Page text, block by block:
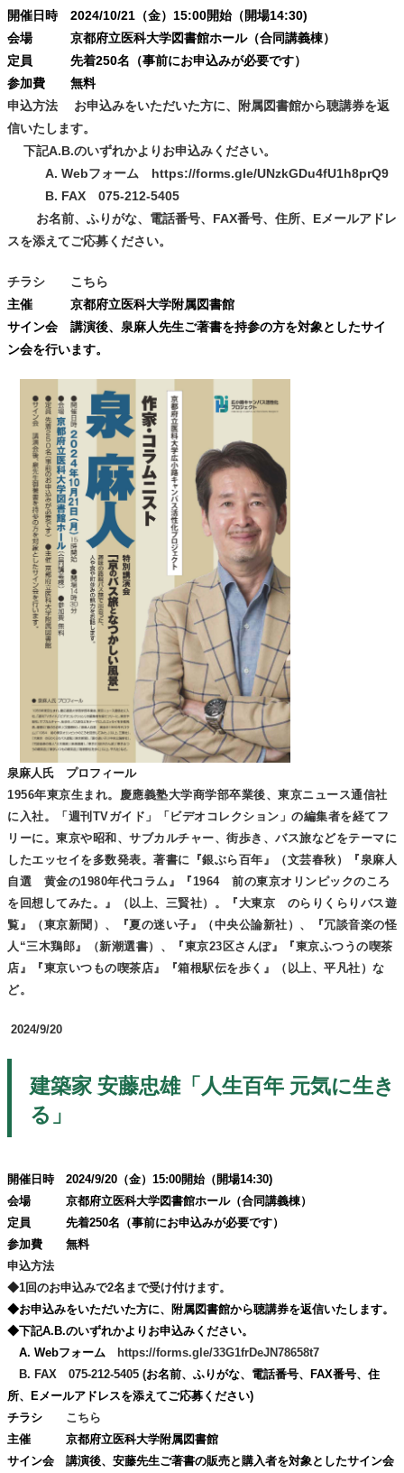
開催日時 2024/10/21（金）15:00開始（開場14:30)
会場 京都府立医科大学図書館ホール（合同講義棟）
定員 先着250名（事前にお申込みが必要です）
参加費 無料
申込方法
お申込みをいただいた方に、附属図書館から聴講券を返
信いたします。
下記A.B.のいずれかよりお申込みください。
A. Webフォーム https://forms.gle/UNzkGDu4fU1h8prQ9
B. FAX 075-212-5405
お名前、ふりがな、電話番号、FAX番号、住所、Eメールアドレ
スを添えてご応募ください。
チラシ こちら
主催 京都府立医科大学附属図書館
サイン会 講演後、泉麻人先生ご著書を持参の方を対象としたサイ
ン会を行います。
泉麻人氏 プロフィール
1956年東京生まれ。慶應義塾大学商学部卒業後、東京ニュース通信社
に入社。「週刊TVガイド」「ビデオコレクション」の編集者を経てフ
リーに。東京や昭和、サブカルチャー、街歩き、バス旅などをテーマに
したエッセイを多数発表。著書に『銀ぶら百年』（文芸春秋）『泉麻人
自選 黄金の1980年代コラム』『1964 前の東京オリンピックのころ
を回想してみた。』（以上、三賢社）。『大東京 のらりくらりバス遊
覧』（東京新聞）、『夏の迷い子』（中央公論新社）、『冗談音楽の怪
人“三木鶏郎』（新潮選書）、『東京23区さんぽ』『東京ふつうの喫茶
店』『東京いつもの喫茶店』『箱根駅伝を歩く』（以上、平凡社）な
ど。
2024/9/20
建築家 安藤忠雄「人生百年 元気に生き
る」
開催日時 2024/9/20（金）15:00開始（開場14:30)
会場 京都府立医科大学図書館ホール（合同講義棟）
定員 先着250名（事前にお申込みが必要です）
参加費 無料
申込方法
◆1回のお申込みで2名まで受け付けます。
◆お申込みをいただいた方に、附属図書館から聴講券を返信いたします。
◆下記A.B.のいずれかよりお申込みください。
A. Webフォーム https://forms.gle/33G1frDeJN78658t7
B. FAX 075-212-5405 (お名前、ふりがな、電話番号、FAX番号、住
所、Eメールアドレスを添えてご応募ください)
チラシ こちら
主催 京都府立医科大学附属図書館
サイン会 講演後、安藤先生ご著書の販売と購入者を対象としたサイン会